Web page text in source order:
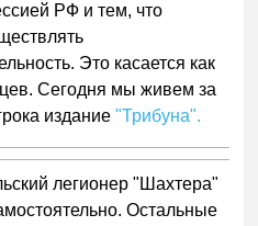
РФ и тем, что
Это касается как
Сегодня мы живем за
издание"Трибуна".
легионер "Шахтера"
Остальные